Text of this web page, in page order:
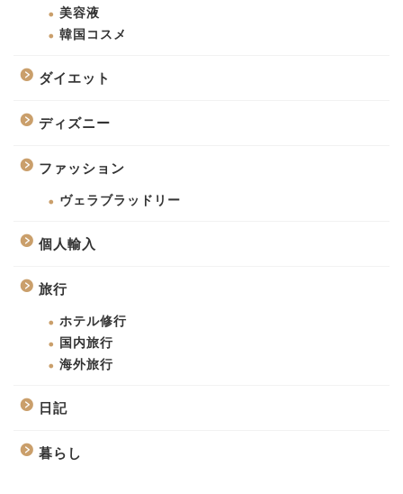
美容液
韓国コスメ
ダイエット
ディズニー
ファッション
ヴェラブラッドリー
個人輸入
旅行
ホテル修行
国内旅行
海外旅行
日記
暮らし